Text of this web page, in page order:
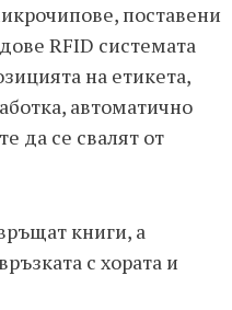
поставени
RFID системата
на етикета,
автоматично
да се свалят от
книги, а
с хората и